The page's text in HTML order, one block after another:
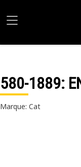
580-1889:
Marque: Cat